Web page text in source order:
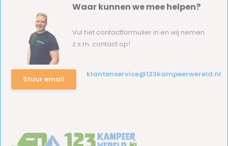
Waar kunnen we mee helpen?
Vul het contactformulier in en wij nemen
z.s.m. contact op!
Stuur email
klantenservice@123kampeerwereld.nl